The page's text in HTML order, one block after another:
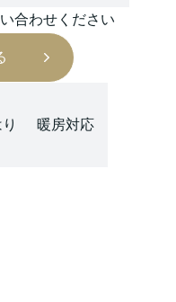
合わせください
暖房対応